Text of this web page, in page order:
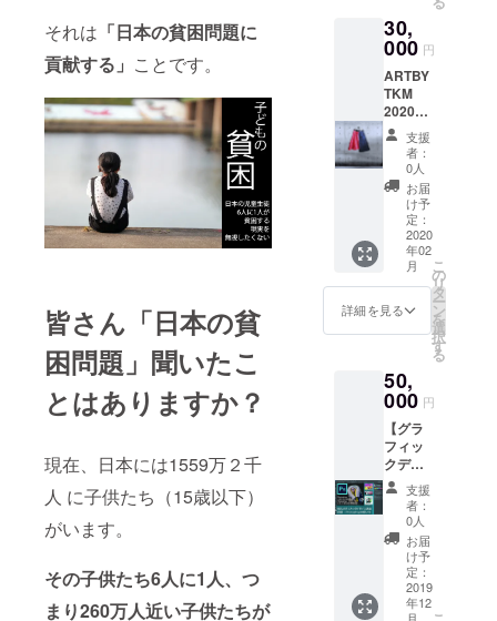
それは 「日本の貧困問題に
貢献する」 ことです。
皆さん「日本の貧
困問題」聞いたこ
とはありますか？
現在、日本には1559万２千
人 に子供たち（15歳以下）
がいます。
その子供たち6人に1人、つ
まり260万人近い子供たちが
などの
物品の
ご用意
はご自
身でお
願いい
たしま
す。 ※
交通費
はご自
身で負
担をお
願いい
たしま
す。 ※
イベン
トの運
営状況
によ
ベント
自体の
開催が
なく
なった
場合は
スペー
スをお
貸出し
できま
せん。
その際
は全額
ご返金
つくり
方
⑤Photo
shopと
Illustrat
orを
使った
おしゃ
れな写
真のつ
くり方
⑥Photo
shopを
使って
特殊効
果のつ
方。
ルの紹
介と使
②Illustr
atorを
使った
タイポ
グラ
フィー
のつく
り方
③Illustr
atorを
使った
イラス
くり方
④Illustr
ロゴデ
ザイ
ン・ア
イコン
のつく
り方
⑤Illustr
atorを
使っ
て、イ
ラスト
を簡単
に描く
方法
トにご
案内い
たしま
す。 ・
剛丸と
お話し
しなが
ら原宿
散策 ・
お食事
に行っ
て、お
悩み事
相談
や、い
ろいろ
お話し
ファッ
ション
路に進
もうと
されて
いる学
生さん
にもお
すす
め！
【ここ
だけし
か聞け
丸と渋
谷ツ
ワー（6
時間
コー
ス） 東
京都渋
谷区渋
谷、
【東京
の中
心】と
呼ばれ
るこの
場所で
穴場ス
ポット
案内い
たしま
す。 ・
剛丸と
お話し
しなが
ら渋谷
散策 ・
お食事
に行っ
て、お
悩み事
相談
や、い
30,
000 円
ARTBY
TKM
2020A
Wの最
新コレ
クショ
ンアイ
テムを
1点差し
上げま
す。 ま
た、ど
ちらの
アイテ
ムにな
るかに
は 在庫
の状況
も確認
し、当
ブラン
ドで選
ばせて
いただ
きま
す。 備
考欄に
支援者
様の 衣
類のサ
支援
者：
0人
お届
け予
定：
2020
年02
月
詳細を見る
こ
の
リ
タ
ー
ン
を
選
択
す
る
50,
000 円
【グラ
フィッ
クデザ
イン・
広告デ
ザイン
を始め
たい
方！必
見】
【Photo
支援
者：
0人
お届
け予
定：
2019
年12
月